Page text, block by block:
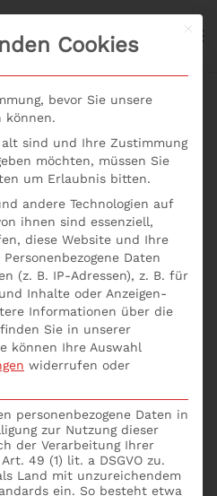
ermittelt?
14. April 2021. Veröffentlicht in
Laufzeiten
Seminare,Seminare Aktuell
,Wie wird der
ermittelt?.
zuverlässig ermittelt?
erfährst du, wie eine
Liquiditätsplanung in der
kann. Strategie, Planung
Mit
Cookies
bevor Sie unsere
können.
sind und Ihre Zustimmung
möchten, müssen Sie
um Erlaubnis bitten.
andere Technologien auf
ihnen sind essenziell,
diese Website und Ihre
Personenbezogene Daten
(z. B. IP-Adressen), z. B. für
Inhalte oder Anzeigen-
Informationen über die
Sie in unserer
können Ihre Auswahl
widerrufen oder
personenbezogene Daten in
zur Nutzung dieser
der Verarbeitung Ihrer
49 (1) lit. a DSGVO zu.
Land mit unzureichendem
ein. So besteht etwa